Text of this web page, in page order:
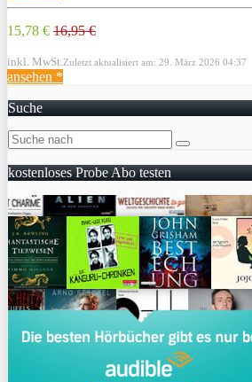
15,78 € 16,95 €
inkl. MwSt. Zuletzt aktualisiert am: 29. März 2026 04:37
ansehen *
Suche
kostenloses Probe Abo testen